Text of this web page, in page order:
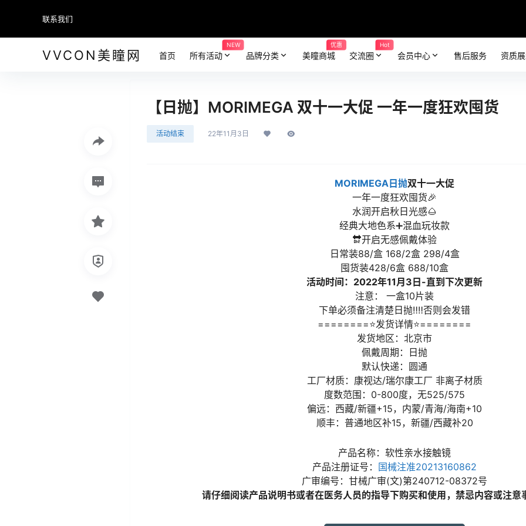
联系我们
VVCON美瞳网 首页 所有活动
NEW
品牌分类 美瞳商城
优惠
交流圈
Hot
会员中心 售后服务 资质
【日抛】MORIMEGA 双十一大促 一年一度狂欢囤货
活动结束 22年11月3日
MORIMEGA 日抛双十一大促
一年一度狂欢囤货🎉
水润开启秋日光感🌰
经典大地色系➕混血玩妆款
🔛开启无感佩戴体验
日常装88/盒 168/2盒 298/4盒
囤货装428/6盒 688/10盒
活动时间：2022年11月3日-直到下次更新
注意： 一盒10片装
下单必须备注清楚日抛‼️‼️否则会发错
========⭐发货详情⭐========
发货地区：北京市
佩戴周期：日抛
默认快递：圆通
工厂材质：康视达/瑞尔康工厂 非离子材质
度数范围：0-800度，无525/575
偏远：西藏/新疆+15，内蒙/青海/海南+10
顺丰：普通地区补15，新疆/西藏补20
产品名称：软性亲水接触镜
产品注册证号： 国械注准20213160862
广审编号：甘械广审(文)第240712-08372号
请仔细阅读产品说明书或者在医务人员的指导下购买和使用，禁忌内容或注意